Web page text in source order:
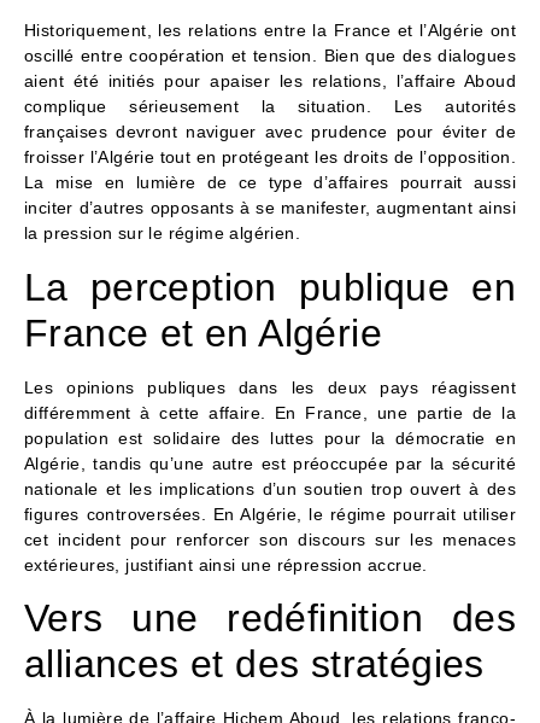
Historiquement, les relations entre la France et l’Algérie ont
oscillé entre coopération et tension. Bien que des dialogues
aient été initiés pour apaiser les relations, l’affaire Aboud
complique sérieusement la situation. Les autorités
françaises devront naviguer avec prudence pour éviter de
froisser l’Algérie tout en protégeant les droits de l’opposition.
La mise en lumière de ce type d’affaires pourrait aussi
inciter d’autres opposants à se manifester, augmentant ainsi
la pression sur le régime algérien.
La perception publique en
France et en Algérie
Les opinions publiques dans les deux pays réagissent
différemment à cette affaire. En France, une partie de la
population est solidaire des luttes pour la démocratie en
Algérie, tandis qu’une autre est préoccupée par la sécurité
nationale et les implications d’un soutien trop ouvert à des
figures controversées. En Algérie, le régime pourrait utiliser
cet incident pour renforcer son discours sur les menaces
extérieures, justifiant ainsi une répression accrue.
Vers une redéfinition des
alliances et des stratégies
À la lumière de l’affaire Hichem Aboud, les relations franco-